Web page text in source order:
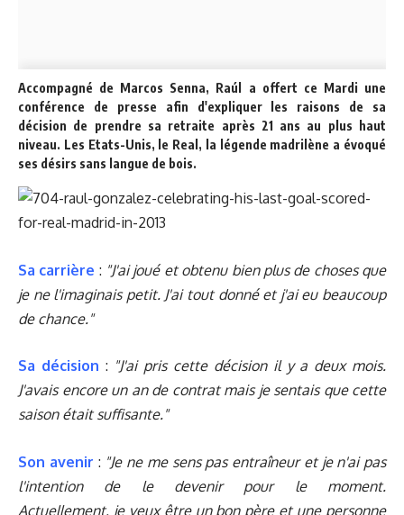
Accompagné de Marcos Senna, Raúl a offert ce Mardi une
conférence de presse afin d'expliquer les raisons de sa
décision de prendre sa retraite après 21 ans au plus haut
niveau. Les Etats-Unis, le Real, la légende madrilène a évoqué
ses désirs sans langue de bois.
Sa carrière : "J'ai joué et obtenu bien plus de choses que
je ne l'imaginais petit. J'ai tout donné et j'ai eu beaucoup
de chance."
Sa décision : "J'ai pris cette décision il y a deux mois.
J'avais encore un an de contrat mais je sentais que cette
saison était suffisante."
Son avenir : "Je ne me sens pas entraîneur et je n'ai pas
l'intention de le devenir pour le moment.
Actuellement, je veux être un bon père et une personne